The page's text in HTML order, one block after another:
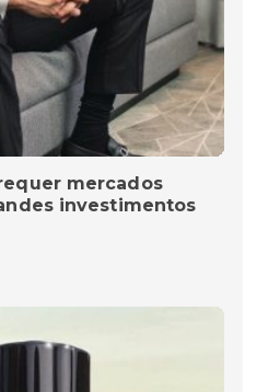
mercados
investimentos